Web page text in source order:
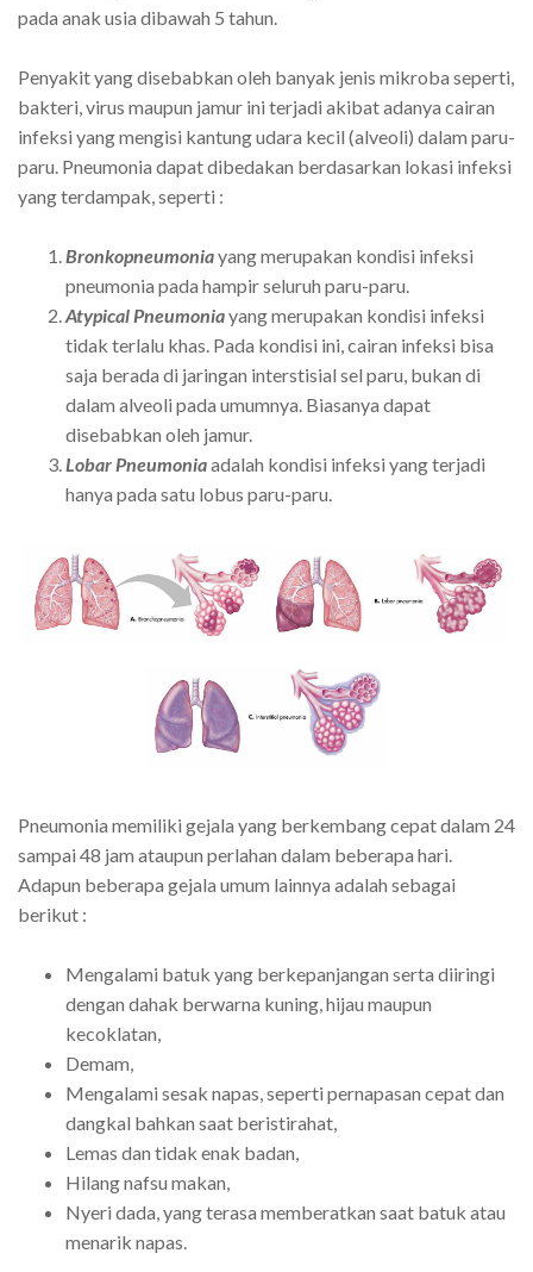
pada anak usia dibawah 5 tahun.
Penyakit yang disebabkan oleh banyak jenis mikroba seperti,
bakteri, virus maupun jamur ini terjadi akibat adanya cairan
infeksi yang mengisi kantung udara kecil (alveoli) dalam paru-
paru. Pneumonia dapat dibedakan berdasarkan lokasi infeksi
yang terdampak, seperti :
Bronkopneumoniayang merupakan kondisi infeksi
pneumonia pada hampir seluruh paru-paru.
Atypical Pneumoniayang merupakan kondisi infeksi
tidak terlalu khas. Pada kondisi ini, cairan infeksi bisa
saja berada di jaringan interstisial sel paru, bukan di
dalam alveoli pada umumnya. Biasanya dapat
disebabkan oleh jamur.
Lobar Pneumoniaadalah kondisi infeksi yang terjadi
hanya pada satu lobus paru-paru.
Pneumonia memiliki gejala yang berkembang cepat dalam 24
sampai 48 jam ataupun perlahan dalam beberapa hari.
Adapun beberapa gejala umum lainnya adalah sebagai
berikut :
Mengalami batuk yang berkepanjangan serta diiringi
dengan dahak berwarna kuning, hijau maupun
kecoklatan,
Demam,
Mengalami sesak napas, seperti pernapasan cepat dan
dangkal bahkan saat beristirahat,
Lemas dan tidak enak badan,
Hilang nafsu makan,
Nyeri dada, yang terasa memberatkan saat batuk atau
menarik napas.